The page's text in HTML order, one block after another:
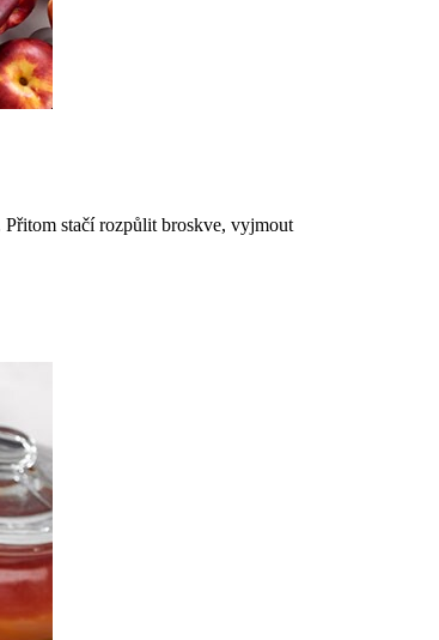
Přitom stačí rozpůlit broskve, vyjmout